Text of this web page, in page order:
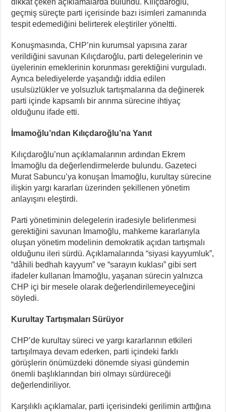
geçmiş süreçte parti içerisinde bazı isimleri zamanında
tespit edemediğini belirterek eleştiriler yöneltti.
Konuşmasında, CHP’nin kurumsal yapısına zarar
verildiğini savunan Kılıçdaroğlu, parti delegelerinin ve
üyelerinin emeklerinin korunması gerektiğini vurguladı.
Ayrıca belediyelerde yaşandığı iddia edilen
usulsüzlükler ve yolsuzluk tartışmalarına da değinerek
parti içinde kapsamlı bir arınma sürecine ihtiyaç
olduğunu ifade etti.
İmamoğlu’ndan Kılıçdaroğlu’na Yanıt
Kılıçdaroğlu’nun açıklamalarının ardından Ekrem
İmamoğlu da değerlendirmelerde bulundu. Gazeteci
Murat Sabuncu’ya konuşan İmamoğlu, kurultay sürecine
ilişkin yargı kararları üzerinden şekillenen yönetim
anlayışını eleştirdi.
Parti yönetiminin delegelerin iradesiyle belirlenmesi
gerektiğini savunan İmamoğlu, mahkeme kararlarıyla
oluşan yönetim modelinin demokratik açıdan tartışmalı
olduğunu ileri sürdü. Açıklamalarında “siyasi kayyumluk”,
“dâhili bedhah kayyum” ve “sarayın kuklası” gibi sert
ifadeler kullanan İmamoğlu, yaşanan sürecin yalnızca
CHP içi bir mesele olarak değerlendirilemeyeceğini
söyledi.
Kurultay Tartışmaları Sürüyor
CHP’de kurultay süreci ve yargı kararlarının etkileri
tartışılmaya devam ederken, parti içindeki farklı
görüşlerin önümüzdeki dönemde siyasi gündemin
önemli başlıklarından biri olmayı sürdüreceği
değerlendiriliyor.
Karşılıklı açıklamalar, parti içerisindeki gerilimin arttığına